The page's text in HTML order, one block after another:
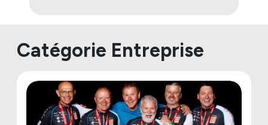
Catégorie Entreprise